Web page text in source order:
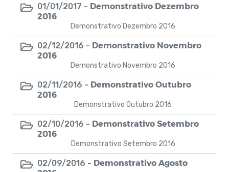
Pagamentos Pousada do Idoso Luzia Dantas
01/01/2017 - Demonstrativo Dezembro
2016
Demonstrativo Dezembro 2016
02/12/2016 - Demonstrativo Novembro
2016
Demonstrativo Novembro 2016
02/11/2016 - Demonstrativo Outubro
2016
Demonstrativo Outubro 2016
02/10/2016 - Demonstrativo Setembro
2016
Demonstrativo Setembro 2016
02/09/2016 - Demonstrativo Agosto